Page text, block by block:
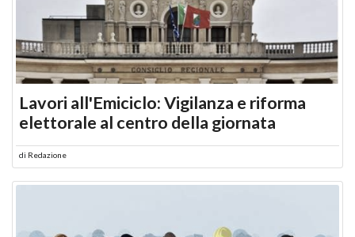
Lavori all'Emiciclo: Vigilanza e riforma
elettorale al centro della giornata
di Redazione